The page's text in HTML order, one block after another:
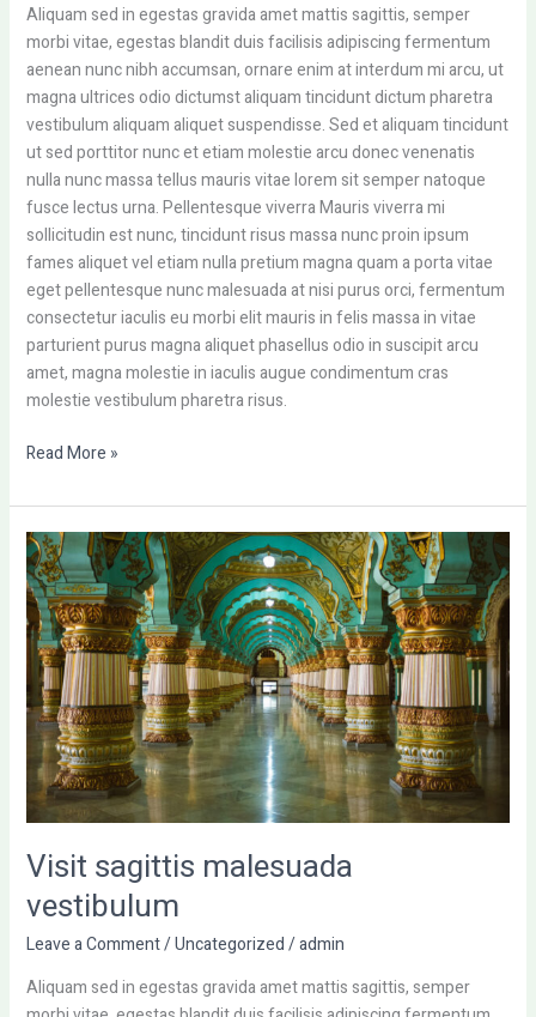
Aliquam sed in egestas gravida amet mattis sagittis, semper
morbi vitae, egestas blandit duis facilisis adipiscing fermentum
aenean nunc nibh accumsan, ornare enim at interdum mi arcu, ut
magna ultrices odio dictumst aliquam tincidunt dictum pharetra
vestibulum aliquam aliquet suspendisse. Sed et aliquam tincidunt
ut sed porttitor nunc et etiam molestie arcu donec venenatis
nulla nunc massa tellus mauris vitae lorem sit semper natoque
fusce lectus urna. Pellentesque viverra Mauris viverra mi
sollicitudin est nunc, tincidunt risus massa nunc proin ipsum
fames aliquet vel etiam nulla pretium magna quam a porta vitae
eget pellentesque nunc malesuada at nisi purus orci, fermentum
consectetur iaculis eu morbi elit mauris in felis massa in vitae
parturient purus magna aliquet phasellus odio in suscipit arcu
amet, magna molestie in iaculis augue condimentum cras
molestie vestibulum pharetra risus.
Read More »
Visit sagittis malesuada
vestibulum
Leave a Comment/Uncategorized/admin
Aliquam sed in egestas gravida amet mattis sagittis, semper
Visit
sagittis
malesuada
vestibulum